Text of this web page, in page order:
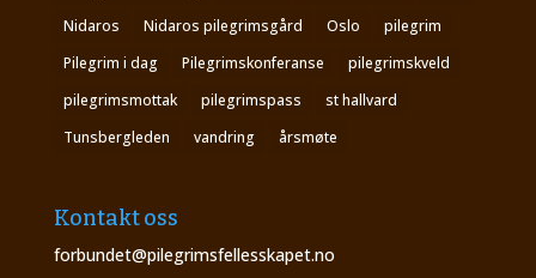
Nidaros
Nidaros pilegrimsgård Oslo
pilegrim
Pilegrim i dag
Pilegrimskonferanse
pilegrimskveld
pilegrimsmottak
pilegrimspass
st hallvard
Tunsbergleden
vandring årsmøte
Kontakt oss
forbundet@pilegrimsfellesskapet.no